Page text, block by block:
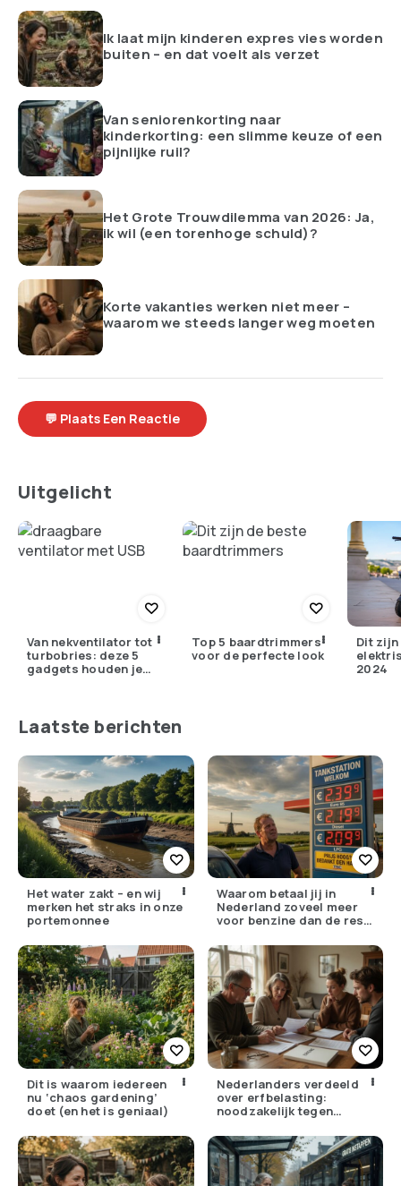
Ik laat mijn kinderen expres vies worden
buiten – en dat voelt als verzet
Van seniorenkorting naar
kinderkorting: een slimme keuze of een
pijnlijke ruil?
Het Grote Trouwdilemma van 2026: Ja,
ik wil (een torenhoge schuld)?
Korte vakanties werken niet meer –
waarom we steeds langer weg moeten
💬 Plaats Een Reactie
Uitgelicht
Van nekventilator tot
turbobries: deze 5
gadgets houden je
Top 5 baardtrimmers
voor de perfecte look
Dit
2024
Laatste berichten
Het water zakt – en wij
merken het straks in onze
portemonnee
Waarom betaal jij in
Nederland zoveel meer
voor benzine dan de rest
Dit is waarom iedereen
nu ‘chaos gardening’
doet (en het is geniaal)
Nederlanders verdeeld
over erfbelasting:
noodzakelijk tegen